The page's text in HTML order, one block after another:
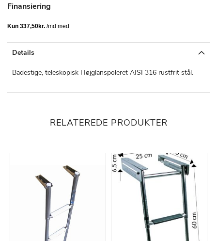
Finansiering
Details
Badestige, teleskopisk Højglanspoleret AISI 316 rustfrit stål.
RELATEREDE PRODUKTER